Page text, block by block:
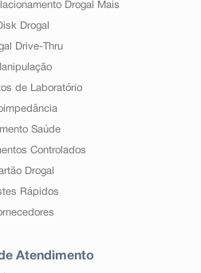
Drogal Mais
Drogal
Drive-Thru
de Laboratório
Saúde
Controlados
Drogal
Rápidos
Atendimento